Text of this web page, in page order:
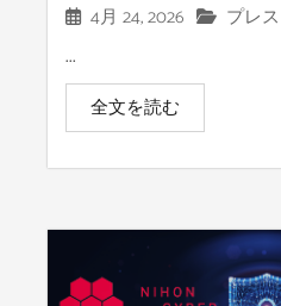
4月 24, 2026
プレ
...
全文を読む